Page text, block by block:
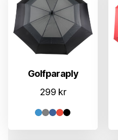
Golfparaply
299 kr